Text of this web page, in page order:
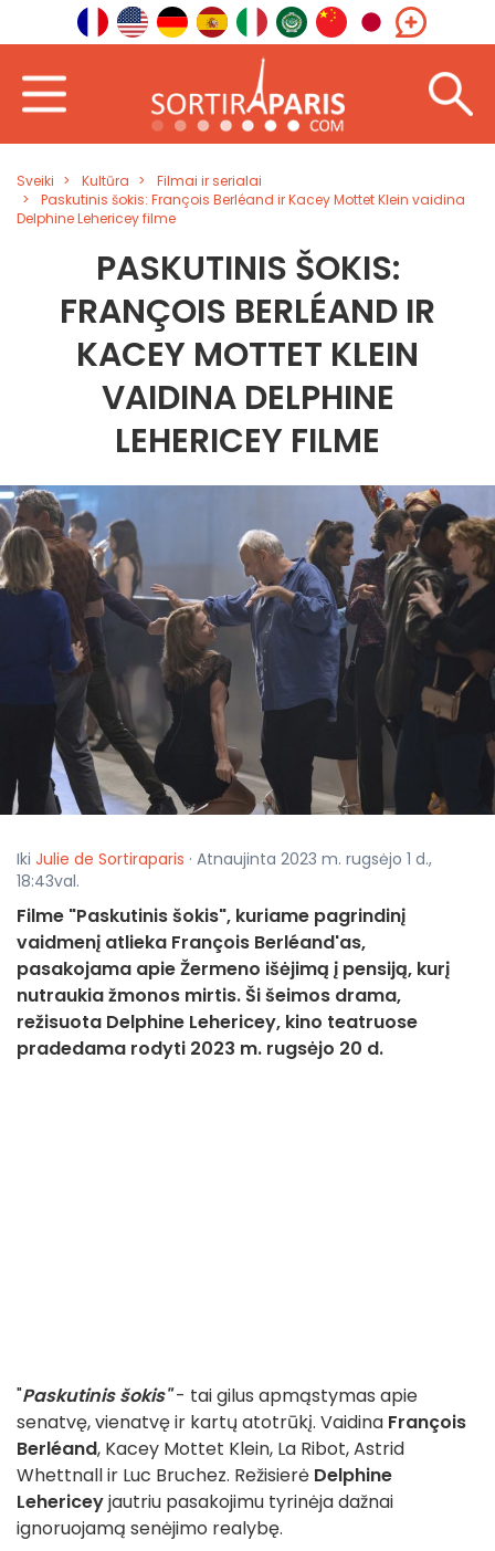
Sveiki Kultūra
Filmai ir serialai
Paskutinis šokis: François Berléand ir Kacey Mottet Klein vaidina
Delphine Lehericey filme
PASKUTINIS ŠOKIS:
FRANÇOIS BERLÉAND IR
KACEY MOTTET KLEIN
VAIDINA DELPHINE
LEHERICEY FILME
Iki Julie de Sortiraparis · Atnaujinta 2023 m. rugsėjo 1 d.,
18:43val.
Filme "Paskutinis šokis", kuriame pagrindinį
vaidmenį atlieka François Berléand'as,
pasakojama apie Žermeno išėjimą į pensiją, kurį
nutraukia žmonos mirtis. Ši šeimos drama,
režisuota Delphine Lehericey, kino teatruose
pradedama rodyti 2023 m. rugsėjo 20 d.
"Paskutinis šokis"- tai gilus apmąstymas apie
senatvę, vienatvę ir kartų atotrūkį. Vaidina François
Berléand, Kacey Mottet Klein, La Ribot, Astrid
Whettnall ir Luc Bruchez. Režisierė Delphine
Lehericeyjautriu pasakojimu tyrinėja dažnai
ignoruojamą senėjimo realybę.